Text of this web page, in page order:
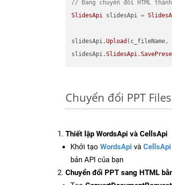
// Đang chuyển đổi HTML thành
SlidesApi slidesApi =
slidesApi.Upload (c_fileName,
slidesApi.SlidesApi.
Chuyển đổi PPT
Thiết lập WordsApi và CellsApi
Khởi tạo WordsApi và CellsApi
bản API của bạn
Chuyển đổi PPT sang HTML